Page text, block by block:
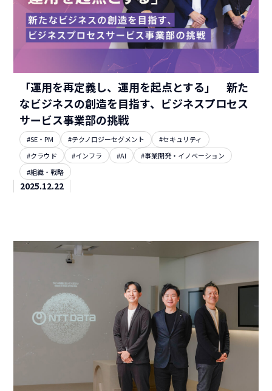
「運用を再定義し、運用を起点とする」 新た
なビジネスの創造を目指す、ビジネスプロセス
サービス事業部の挑戦
#SE・PM #テクノロジーセグメント
#セキュリティ
#クラウド
#インフラ #AI
#事業開発・イノベーション
#組織・戦略
2025.12.22